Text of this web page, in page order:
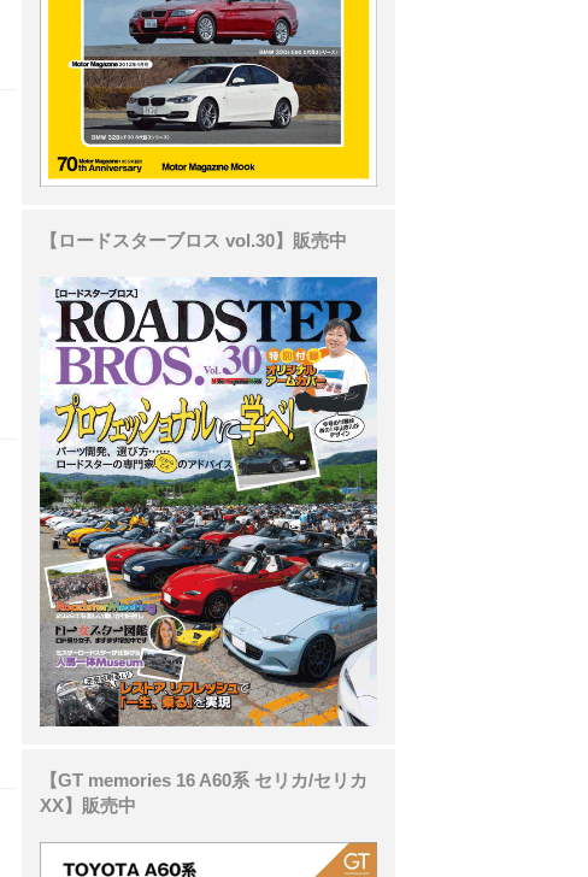
【ロードスターブロス vol.30】販売中
【GT memories 16 A60系 セリカ/セリカ
XX】販売中